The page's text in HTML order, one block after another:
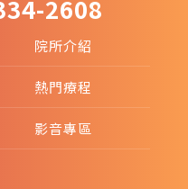
2608
院所介紹
熱門療程
影音專區